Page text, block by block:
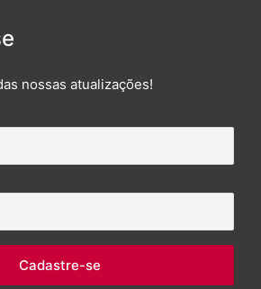
nossas atualizações!